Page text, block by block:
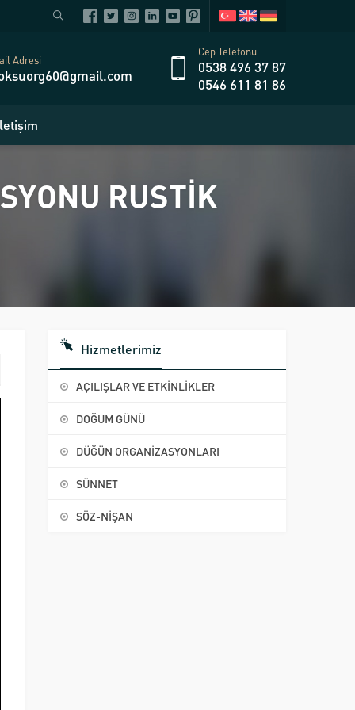
Adresi
Cep Telefonu
0538 496 37 87
0546 611 81 86
RUSTİK
Hizmetlerimiz
AÇILIŞLAR VE ETKİNLİKLER
DOĞUM GÜNÜ
DÜĞÜN ORGANİZASYONLARI
SÜNNET
SÖZ-NİŞAN